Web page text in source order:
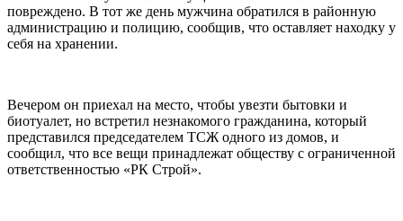
повреждено. В тот же день мужчина обратился в районную
администрацию и полицию, сообщив, что оставляет находку у
себя на хранении.
Вечером он приехал на место, чтобы увезти бытовки и
биотуалет, но встретил незнакомого гражданина, который
представился председателем ТСЖ одного из домов, и
сообщил, что все вещи принадлежат обществу с ограниченной
ответственностью «РК Строй».